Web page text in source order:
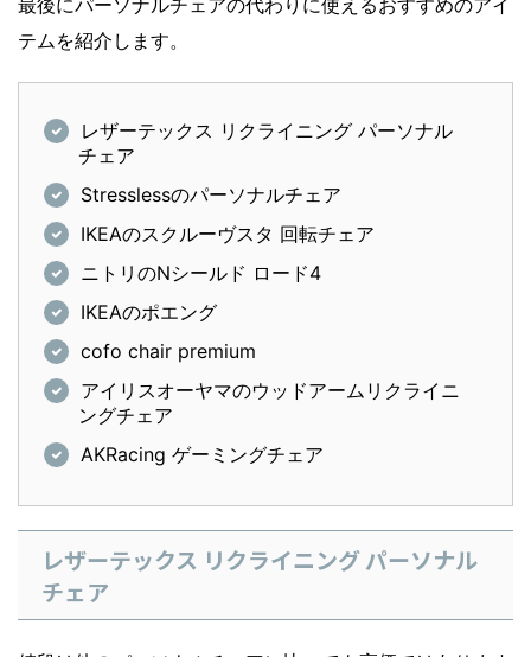
テムを紹介します。
レザーテックス リクライニング パーソナル
チェア
Stresslessのパーソナルチェア
IKEAのスクルーヴスタ 回転チェア
ニトリのNシールド ロード4
IKEAのポエング
cofo chair premium
アイリスオーヤマのウッドアームリクライニ
ングチェア
AKRacing ゲーミングチェア
レザーテックス リクライニング パーソナル
チェア